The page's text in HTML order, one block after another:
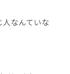
なんていな